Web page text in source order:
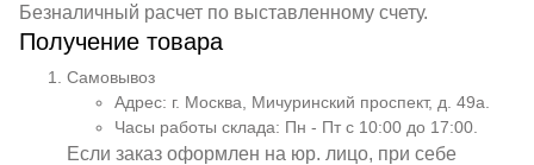
Безналичный расчет по выставленному счету.
Получение товара
Самовывоз
Адрес: г. Москва, Мичуринский проспект, д. 49а.
Часы работы склада: Пн - Пт с 10:00 до 17:00.
Если заказ оформлен на юр. лицо, при себе